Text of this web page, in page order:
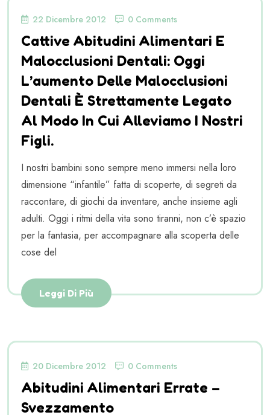
22 Dicembre 2012 0 Comments
Cattive Abitudini Alimentari E
Malocclusioni Dentali: Oggi
L’aumento Delle Malocclusioni
Dentali È Strettamente Legato
Al Modo In Cui Alleviamo I Nostri
Figli.
I nostri bambini sono sempre meno immersi nella loro
dimensione “infantile” fatta di scoperte, di segreti da
raccontare, di giochi da inventare, anche insieme agli
adulti. Oggi i ritmi della vita sono tiranni, non c’è spazio
per la fantasia, per accompagnare alla scoperta delle
cose del
Leggi Di Più
20 Dicembre 2012 0 Comments
Abitudini Alimentari Errate –
Svezzamento